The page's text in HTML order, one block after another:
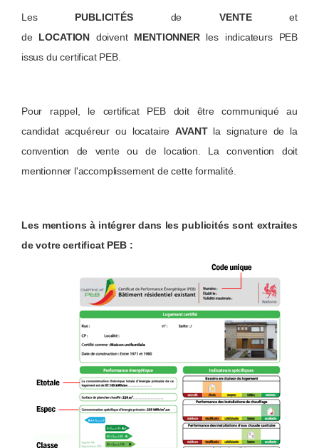
Les PUBLICITÉSdeVENTEet
de LOCATION doivent MENTIONNERles indicateurs PEB
issus du certificat PEB.
Pour rappel, le certificat PEB doit être communiqué au
candidat acquéreur ou locataireAVANTla signature de la
convention de vente ou de location. La convention doit
mentionner l'accomplissement de cette formalité.
Les mentions à intégrer dans les publicités sont extraites
de votre certificat PEB :